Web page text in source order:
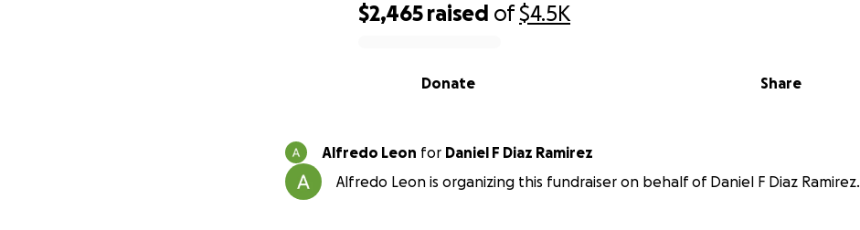
$2,465 raised of$4.5K
Share
Donate
Alfredo Leon for Daniel F Diaz Ramirez
Alfredo Leon is organizing this fundraiser on behalf of Daniel F Diaz Ramirez.